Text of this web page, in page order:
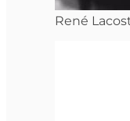
René